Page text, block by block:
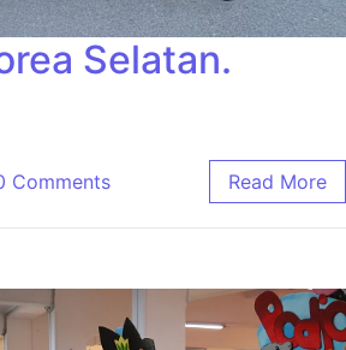
Selatan.
Comments Read More